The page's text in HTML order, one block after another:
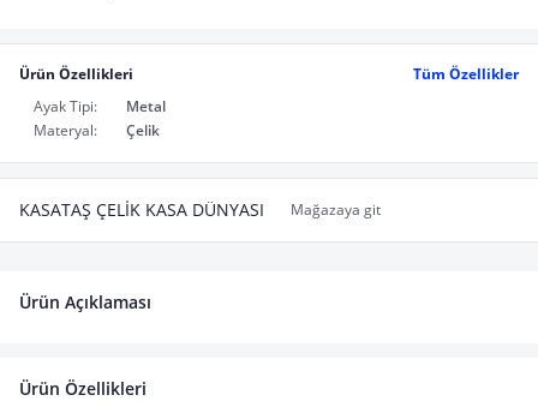
Ürün Özellikleri
Tüm Özellikler
Ayak Tipi:
Metal
Materyal:
Çelik
KASATAŞ ÇELİK KASA DÜNYASI Mağazaya git
Ürün Açıklaması
Ürün Özellikleri